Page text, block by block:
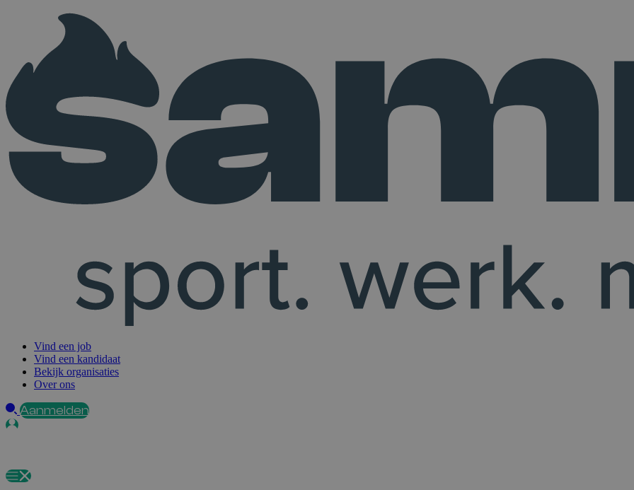
Vind een job
Vind een kandidaat
Bekijk organisaties
Over ons
Aanmelden